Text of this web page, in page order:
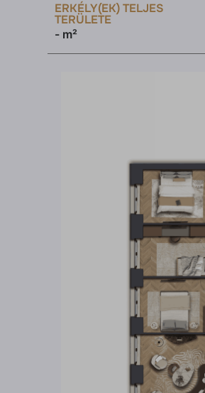
ERKÉLY(EK) TELJES
TERÜLETE
- m²